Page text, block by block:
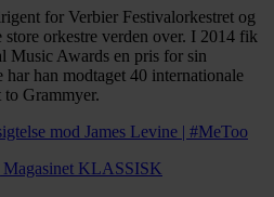
for Verbier Festivalorkestret og
orkestre verden over. I 2014 fik
Music Awards en pris for sin
han modtaget 40 internationale
Grammyer.
mod James Levine | #MeToo